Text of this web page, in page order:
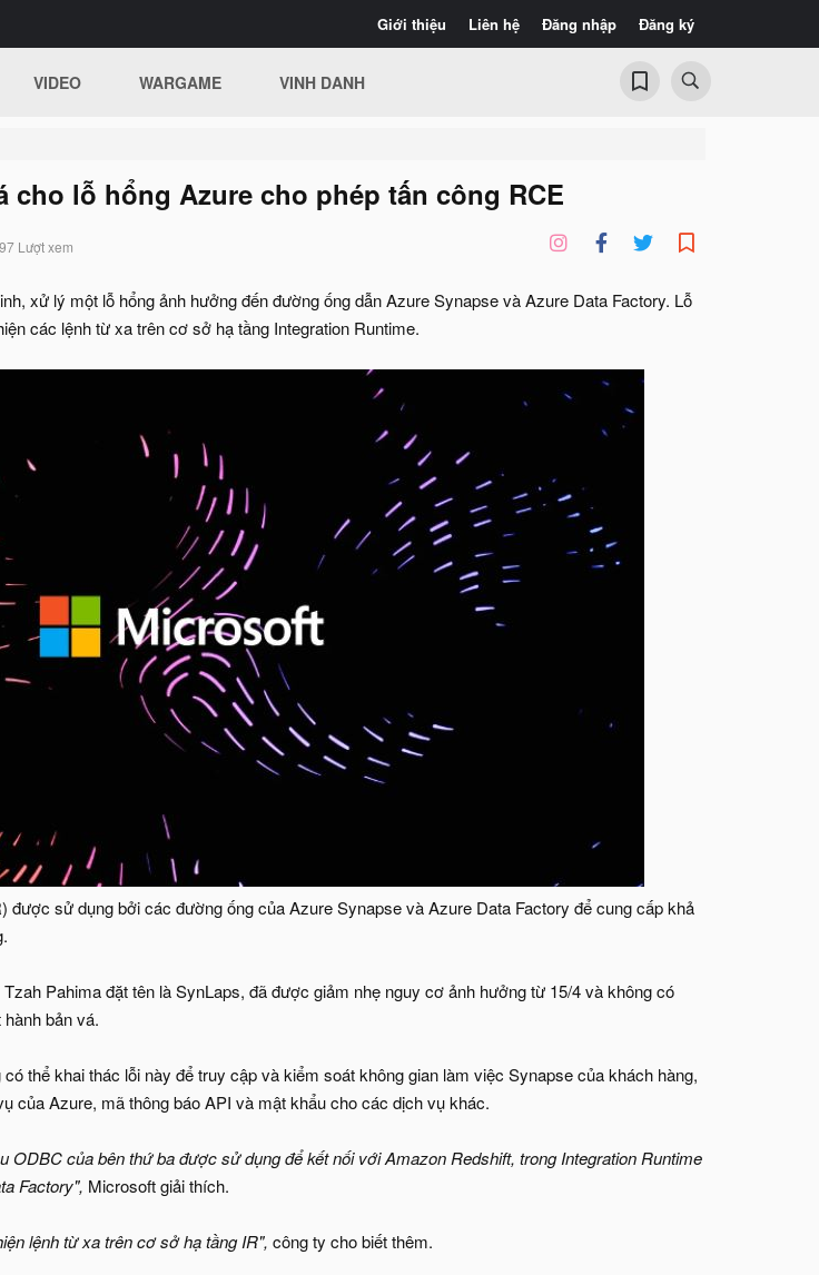
Giới thiệu Liên hệ Đăng nhập Đăng ký
VIDEO WARGAME VINH DANH
cho lỗ hổng Azure cho phép tấn công RCE
Lượt xem
xử lý một lỗ hổng ảnh hưởng đến đường ống dẫn Azure Synapse và Azure Data Factory. Lỗ
các lệnh từ xa trên cơ sở hạ tầng Integration Runtime.
được sử dụng bởi các đường ống của Azure Synapse và Azure Data Factory để cung cấp khả
Pahima đặt tên là SynLaps, đã được giảm nhẹ nguy cơ ảnh hưởng từ 15/4 và không có
bản vá.
thể khai thác lỗi này để truy cập và kiểm soát không gian làm việc Synapse của khách hàng,
của Azure, mã thông báo API và mật khẩu cho các dịch vụ khác.
ODBC của bên thứ ba được sử dụng để kết nối với Amazon Redshift, trong Integration Runtime
Factory", Microsoft giải thích.
lệnh từ xa trên cơ sở hạ tầng IR", công ty cho biết thêm.